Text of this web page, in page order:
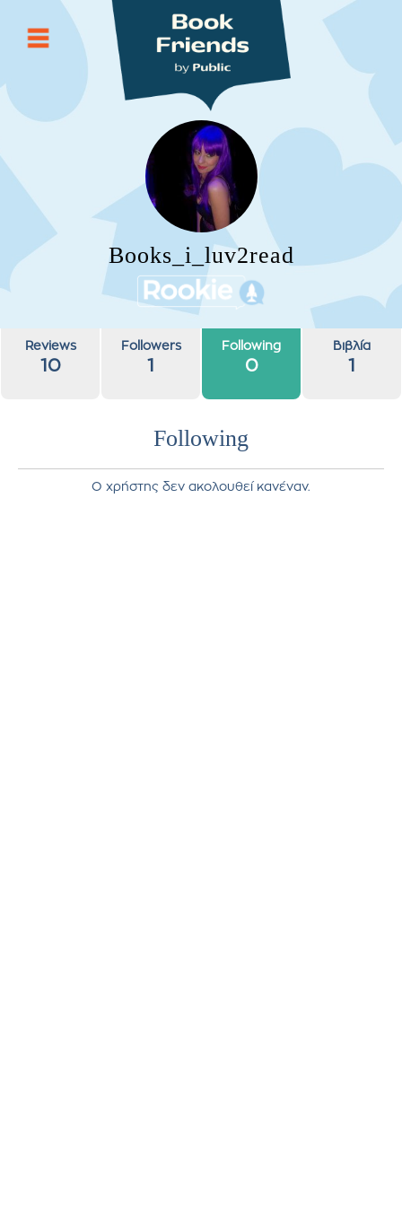
Books_i_luv2read
Reviews
10
Followers
1
Following
0
Βιβλία
1
Following
Ο χρήστης δεν ακολουθεί κανέναν.